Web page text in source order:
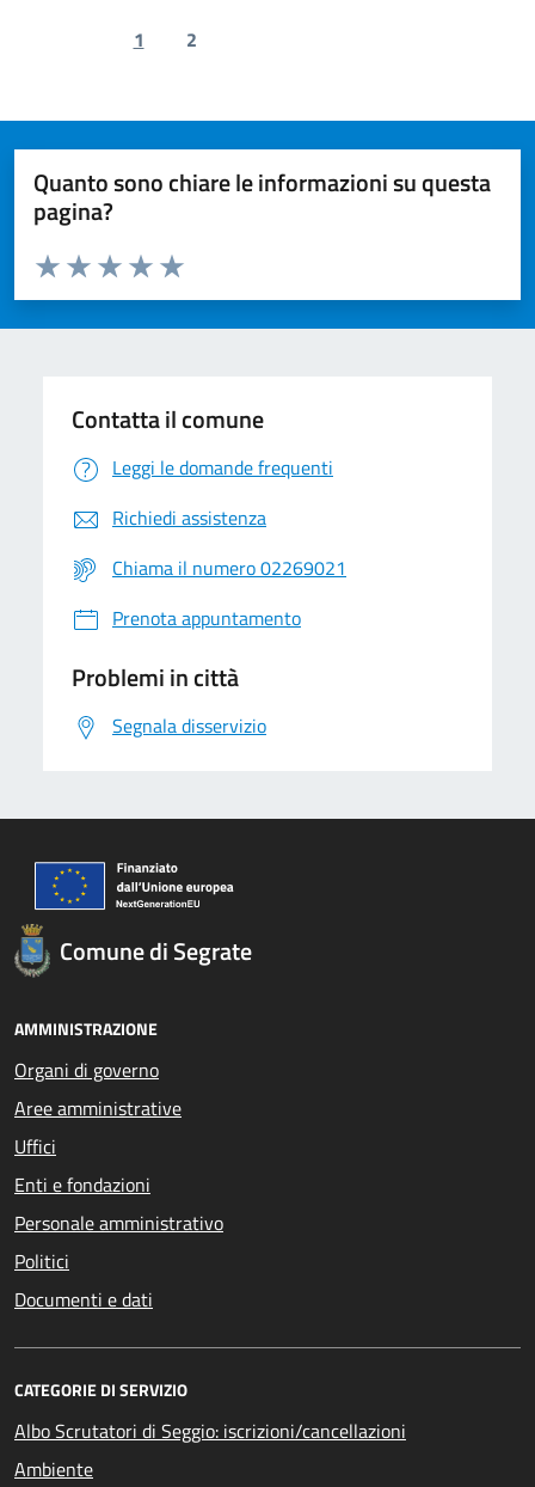
Previous page
1 2
Quanto sono chiare le informazioni su questa
pagina?
Valuta da 1 a 5 stelle la pagina
Valuta 5 stelle su 5
Valuta 4 stelle su 5
Valuta 3 stelle su 5
Valuta 2 stelle su 5
Valuta 1 stelle su 5
Contatta il comune
Leggi le domande frequenti
Richiedi assistenza
Chiama il numero 02269021
Prenota appuntamento
Problemi in città
Segnala disservizio
Comune di Segrate
AMMINISTRAZIONE
Organi di governo
Aree amministrative
Uffici
Enti e fondazioni
Personale amministrativo
Politici
Documenti e dati
CATEGORIE DI SERVIZIO
Albo Scrutatori di Seggio: iscrizioni/cancellazioni
Ambiente